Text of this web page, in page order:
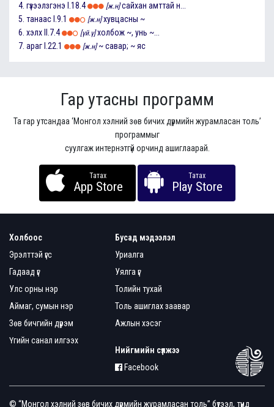
4. гүзээлзгэнэ I.18.4 [ж.н] сайхан амттай н...
5. танаас I.9.1 [ж.н] хувцасны ~
6. хэлх II.7.4 [үй.ү] холбож ~, унь ~...
7. араг I.22.1 [ж.н] ~ савар; ~ яс
Гар утасны программ
Та гар утсандаа ‘Монгол хэлний зөв бичих дүрмийн журамласан толь’
программыг
суулгаж интернэтгүй орчинд ашиглаарай.
Татах
App Store
Татах
Play Store
Холбоос
Эрэлттэй үгс
Гадаад үг
Улс орны нэр
Аймаг, сумын нэр
Зөв бичгийн дүрэм
Үгийн санал илгээх
Бусад мэдээлэл
Уриалга
Уялга үг
Толийн тухай
Толь ашиглах заавар
Ажлын хэсэг
Нийгмийн сүлжээ
Facebook
© “Монгол хэлний зөв бичих дүрмийн журамласан толь” бүтээл, түүнд